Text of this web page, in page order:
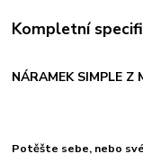
Kompletní
NÁRAMEK SIMPLE Z
Potěšte sebe, nebo